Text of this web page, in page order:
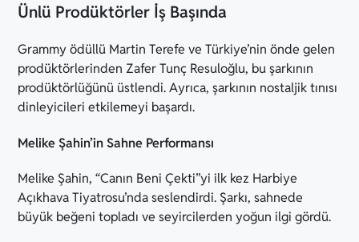
Ünlü Prodüktörler İş Başında
Grammy ödüllü Martin Terefe ve Türkiye’nin önde gelen
prodüktörlerinden Zafer Tunç Resuloğlu, bu şarkının
prodüktörlüğünü üstlendi. Ayrıca, şarkının nostaljik tınısı
dinleyicileri etkilemeyi başardı.
Melike Şahin’in Sahne Performansı
Melike Şahin, “Canın Beni Çekti”yi ilk kez Harbiye
Açıkhava Tiyatrosu’nda seslendirdi. Şarkı, sahnede
büyük beğeni topladı ve seyircilerden yoğun ilgi gördü.